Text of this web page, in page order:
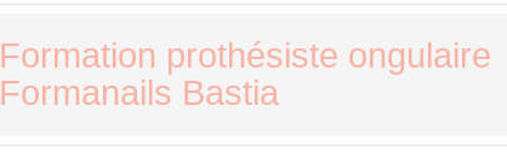
Formation prothésiste ongulaire
Formanails Bastia